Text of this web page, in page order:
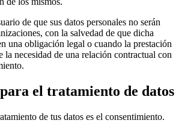
de que sus datos personales no serán
con la salvedad de que dicha
una obligación legal o cuando la prestación
necesidad de una relación contractual con
el tratamiento de datos
de tus datos es el consentimiento.